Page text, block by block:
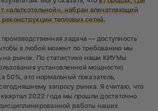
«альткотельной», набран впечатляющий
тепловых сетей.
производственная задача — доступность
в любой момент по требованию мы
на рынок. По статистике наши КИУМы
установленной мощности)
50%, это нормальный показатель,
запросу рынка. Я считаю, что
2022 года мы прошли достаточно
работы наших